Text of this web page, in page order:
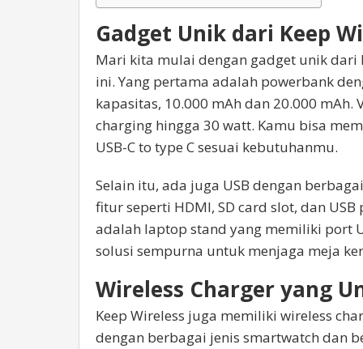
Gadget Unik dari Keep
Mari kita mulai dengan gadget unik dari
ini. Yang pertama adalah powerbank
kapasitas, 10.000 mAh dan 20.000
charging hingga 30 watt. Kamu bisa
USB-C to type C sesuai kebutuhanmu.
Selain itu, ada juga USB dengan
fitur seperti HDMI, SD card slot, dan
adalah laptop stand yang memiliki port
solusi sempurna untuk menjaga meja
Wireless Charger yang
Keep Wireless juga memiliki wireless
dengan berbagai jenis smartwatch dan